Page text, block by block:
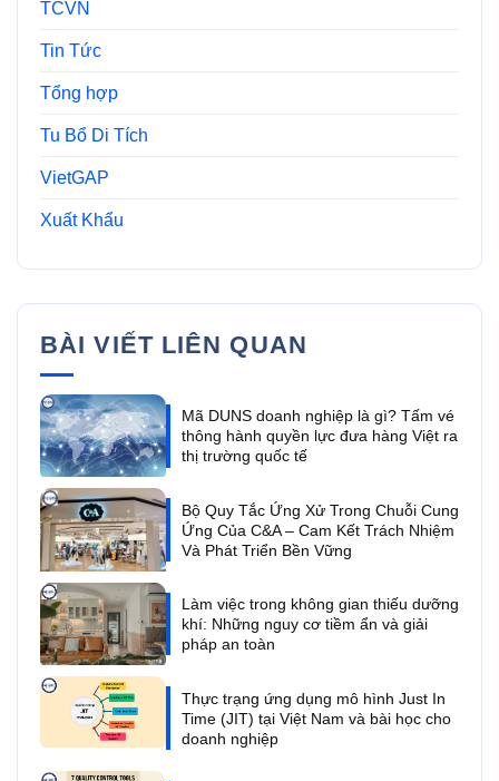
TCVN
Tin Tức
Tổng hợp
Tu Bổ Di Tích
VietGAP
Xuất Khẩu
BÀI VIẾT LIÊN QUAN
Mã DUNS doanh nghiệp là gì? Tấm vé
thông hành quyền lực đưa hàng Việt ra
thị trường quốc tế
Bộ Quy Tắc Ứng Xử Trong Chuỗi Cung
Ứng Của C&A – Cam Kết Trách Nhiệm
Và Phát Triển Bền Vững
Làm việc trong không gian thiếu dưỡng
khí: Những nguy cơ tiềm ẩn và giải
pháp an toàn
Thực trạng ứng dụng mô hình Just In
Time (JIT) tại Việt Nam và bài học cho
doanh nghiệp